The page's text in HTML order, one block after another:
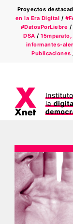
contenido
Proyectos
en la Era Digital /
#DatosPorLiebre /
DSA /
informantes-
Publicaciones
Ámbitos
Xnet en la
Newsletter